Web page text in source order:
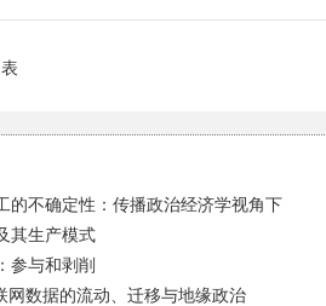
的不确定性：传播政治经济学视角下
其生产模式
参与和剥削
网数据的流动、迁移与地缘政治